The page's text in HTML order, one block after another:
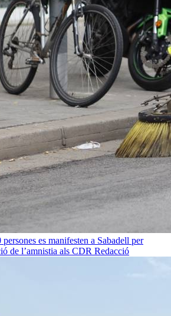
es manifesten a Sabadell per
de l’amnistia als CDR Redacció